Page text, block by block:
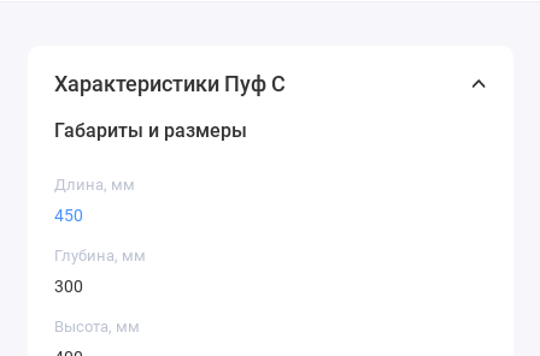
Характеристики Пуф С
Габариты и размеры
Длина, мм
450
Глубина, мм
300
Высота, мм